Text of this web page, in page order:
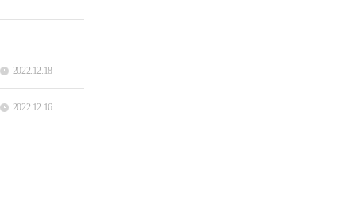
2022.12.18
2022.12.16